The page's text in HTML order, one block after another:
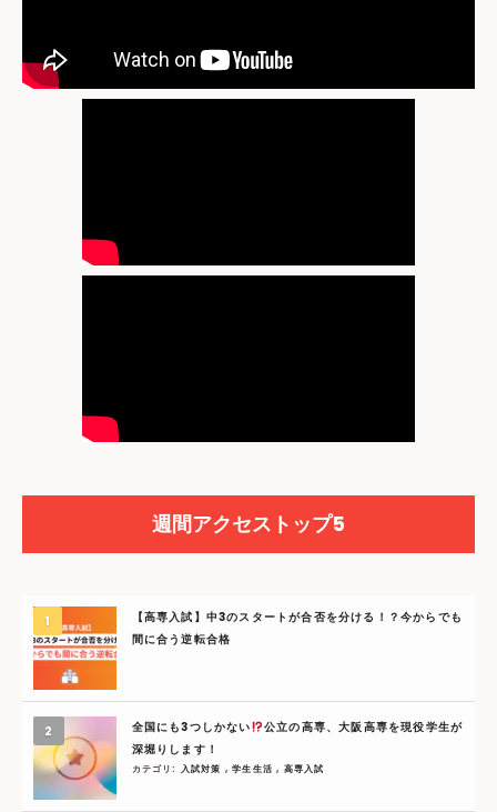
週間アクセストップ5
【高専入試】中3のスタートが合否を分ける！？今からでも
間に合う逆転合格
全国にも3つしかない
公立の高専、大阪高専を現役学生が
深堀りします！
カテゴリ: 入試対策 ,学生生活, 高専入試